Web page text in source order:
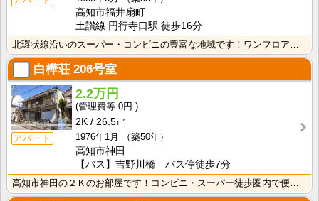
高知市福井扇町
土讃線 円行寺口駅 徒歩16分
北環状線沿いのスーパー・コンビニの豊富な地域です！ワンフロアに2世帯ずつなので窓が多く、風通しの良い･･･
白樺荘 206号室
アパート
2.2万円
0円
2K
26.5㎡
1976年1月
（築50年）
高知市神田
【バス】吉野川橋 バス停徒歩7分
高知市神田の２Ｋのお部屋です！コンビニ・スーパー徒歩圏内で便利です！バス・トイレ別なので、ゆったり湯･･･